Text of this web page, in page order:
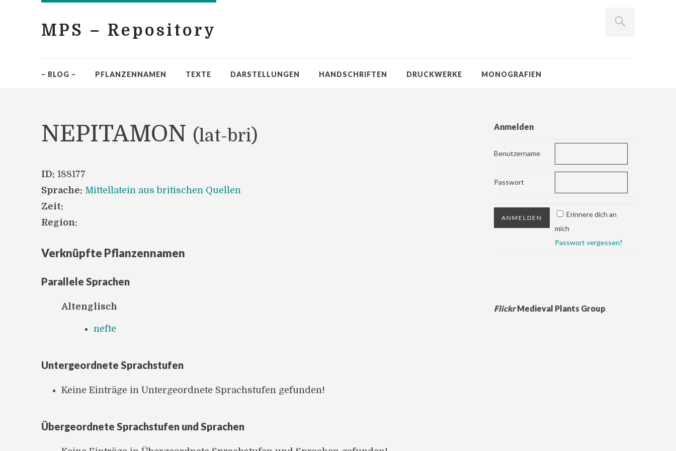
MPS – Repository
– BLOG – PFLANZENNAMEN TEXTE DARSTELLUNGEN HANDSCHRIFTEN DRUCKWERKE MONOGRAFIEN
NEPITAMON (lat-bri)
ID: 188177
Sprache: Mittellatein aus britischen Quellen
Zeit:
Region:
Verknüpfte Pflanzennamen
Parallele Sprachen
Altenglisch
nefte
Untergeordnete Sprachstufen
Keine Einträge in Untergeordnete Sprachstufen gefunden!
Übergeordnete Sprachstufen und Sprachen
Anmelden
Benutzername
Passwort
Erinnere dich an
mich
Passwort vergessen?
FlickrMedieval Plants Group